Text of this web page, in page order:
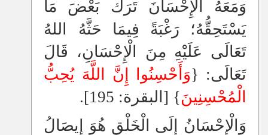
وَمَعَهُ الْإِحْسَانَ تَرَكَ بَعْضَ مَا
يَسْتَحِقُّهُ؛ رَغْبَةً فِيمَا حَثَّهُ اللهُ
تَعَالَى عَلَيْهِ مِنَ الْإِحْسَانِ، قَالَ
تَعَالَى: {وَأَحْسِنُوا إِنَّ اللَّهَ يُحِبُّ
الْمُحْسِنِينَ} [البقرة: 195].
وَ الْإِحْسَانُ إِلَى الْخَلْقِ هُوَ إِيصَالُ